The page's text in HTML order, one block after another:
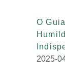
O
2025-